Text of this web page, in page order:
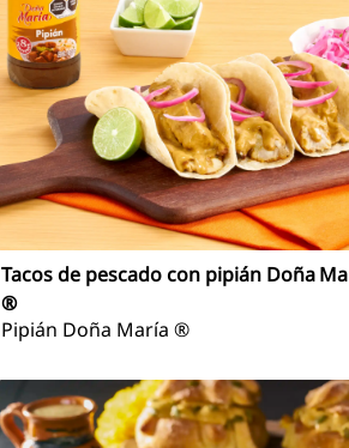
Tacos de pescado con pipián Doña
®
Pipián Doña María ®